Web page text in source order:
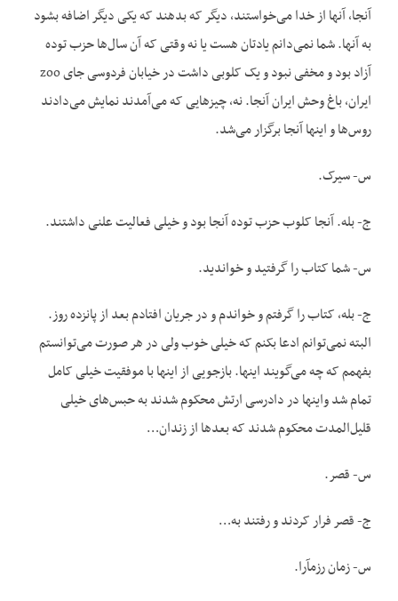
آنجا، آنها از خدا می‌خواستند، دیگر که بدهند که یکی دیگر اضافه بشود
به آنها. شما نمی‌دانم یادتان هست یا نه وقتی که آن سال‌ها حزب توده
آزاد بود و مخفی نبود و یک کلوبی داشت در خیابان فردوسی جای zoo
ایران، باغ وحش ایران آنجا. نه، چیزهایی که می‌آمدند نمایش می‌دادند
روس‌ها و این‏ها آنجا برگزار می‌شد.
س- سیرک.
ج- بله. آنجا کلوب حزب توده آنجا بود و خیلی فعالیت علنی داشتند.
س- شما کتاب را گرفتید و خواندید.
ج- بله، کتاب را گرفتم و خواندم و در جریان افتادم بعد از پانزده روز.
البته نمی‌توانم ادعا بکنم که خیلی خوب ولی در هر صورت می‌توانستم
بفهمم که چه می‌گویند این‏ها. بازجویی از این‏ها با موفقیت خیلی کامل
تمام شد واین‏ها در دادرسی ارتش محکوم شدند به حبس‌های خیلی
قلیل‌المدت محکوم شدند که بعدها از زندان…
س- قصر.
ج- قصر فرار کردند و رفتند به…
س- زمان رزم‏آرا.